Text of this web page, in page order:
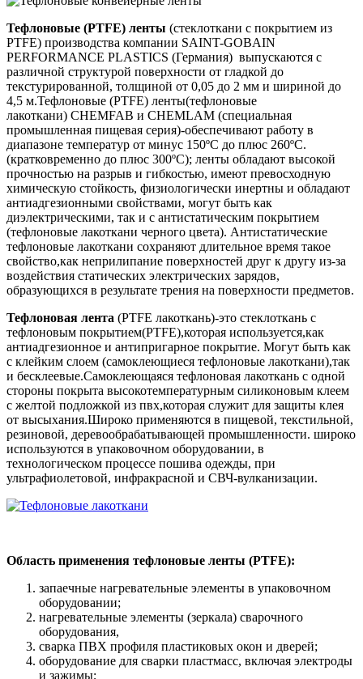
Тефлоновые (PTFE) ленты (стеклоткани с покрытием из
PTFE) производства компании SAINT-GOBAIN
PERFORMANCE PLASTICS (Германия) выпускаются с
различной структурой поверхности от гладкой до
текстурированной, толщиной от 0,05 до 2 мм и шириной до
4,5 м.Тефлоновые (PTFE) ленты(тефлоновые
лакоткани) СHEMFAB и CHEMLAM (специальная
промышленная пищевая серия)-обеспечивают работу в
диапазоне температур от минус 150ºC до плюс 260ºC.
(кратковременно до плюс 300ºC); ленты обладают высокой
прочностью на разрыв и гибкостью, имеют превосходную
химическую стойкость, физиологически инертны и обладают
антиадгезионными свойствами, могут быть как
диэлектрическими, так и с антистатическим покрытием
(тефлоновые лакоткани черного цвета). Антистатические
тефлоновые лакоткани сохраняют длительное время такое
свойство,как неприлипание поверхностей друг к другу из-за
воздействия статических электрических зарядов,
образующихся в результате трения на поверхности предметов.
Тефлоновая лента (PTFE лакоткань)-это стеклоткань с
тефлоновым покрытием(PTFE),которая используется,как
антиадгезионное и антипригарное покрытие. Могут быть как
с клейким слоем (самоклеющиеся тефлоновые лакоткани),так
и бесклеевые.Самоклеющаяся тефлоновая лакоткань с одной
стороны покрыта высокотемпературным силиконовым клеем
с желтой подложкой из пвх,которая служит для защиты клея
от высыхания.Широко применяются в пищевой, текстильной,
резиновой, деревообрабатывающей промышленности. широко
используются в упаковочном оборудовании, в
технологическом процессе пошива одежды, при
ультрафиолетовой, инфракрасной и СВЧ-вулканизации.
Область применения тефлоновые ленты (PTFE):
запаечные нагревательные элементы в упаковочном
оборудовании;
нагревательные элементы (зеркала) сварочного
оборудования,
сварка ПВХ профиля пластиковых окон и дверей;
оборудование для сварки пластмасс, включая электроды
и зажимы;